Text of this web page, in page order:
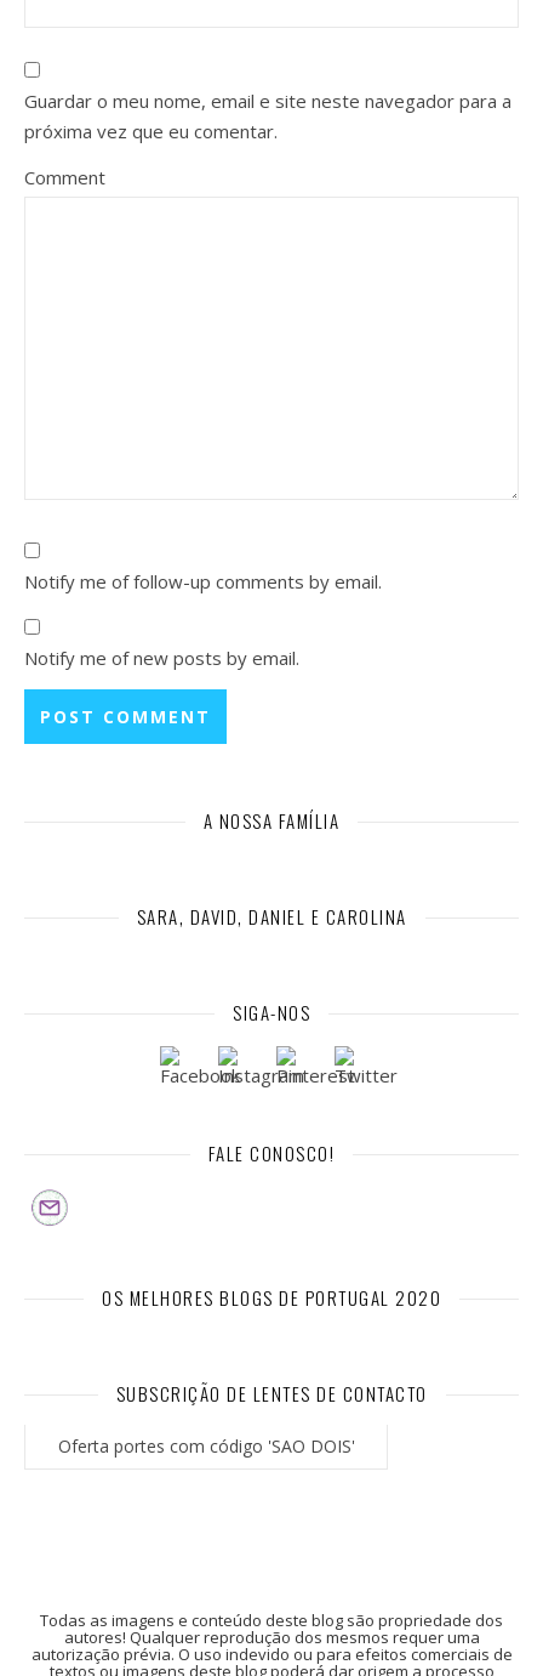
Guardar o meu nome, email e site neste navegador para a
próxima vez que eu comentar.
Comment
Notify me of follow-up comments by email.
Notify me of new posts by email.
A NOSSA FAMÍLIA
SARA, DAVID, DANIEL E CAROLINA
SIGA-NOS
FALE CONOSCO!
OS MELHORES BLOGS DE PORTUGAL 2020
SUBSCRIÇÃO DE LENTES DE CONTACTO
Oferta portes com código 'SAO DOIS'
Todas as imagens e conteúdo deste blog são propriedade dos
autores! Qualquer reprodução dos mesmos requer uma
autorização prévia. O uso indevido ou para efeitos comerciais de
textos ou imagens deste blog poderá dar origem a processo